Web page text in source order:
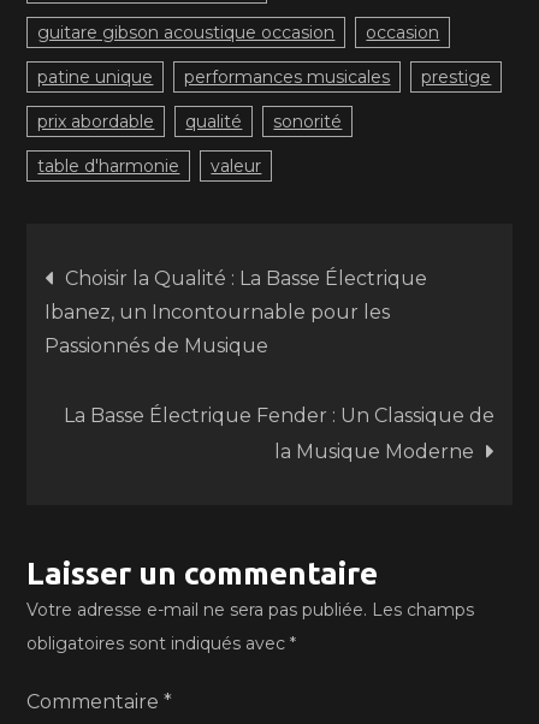
guitare gibson acoustique occasion occasion
patine unique performances musicales prestige
prix abordable qualité sonorité
table d'harmonie valeur
Navigation
de
l’article
Choisir la Qualité : La Basse Électrique
Ibanez, un Incontournable pour les
Passionnés de Musique
La Basse Électrique Fender : Un Classique de
la Musique Moderne
Laisser un commentaire
Votre adresse e-mail ne sera pas publiée. Les champs
obligatoires sont indiqués avec*
Commentaire*